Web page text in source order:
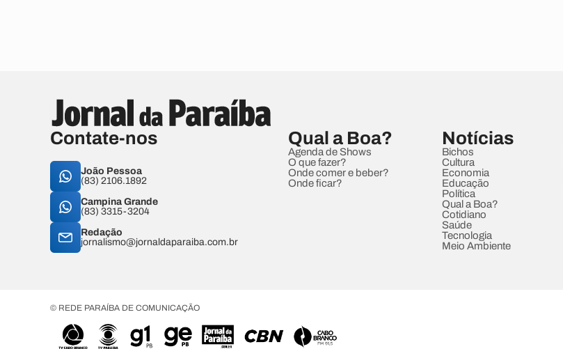
Contate-nos
João Pessoa
(83) 2106.1892
Campina Grande
(83) 3315-3204
Redação
jornalismo@jornaldaparaiba.com.br
Qual a Boa?
Agenda de Shows
O que fazer?
Onde comer e beber?
Onde ficar?
Notícias
Bichos
Cultura
Economia
Educação
Política
Qual a Boa?
Cotidiano
Saúde
Tecnologia
Meio Ambiente
© REDE PARAÍBA DE COMUNICAÇÃO